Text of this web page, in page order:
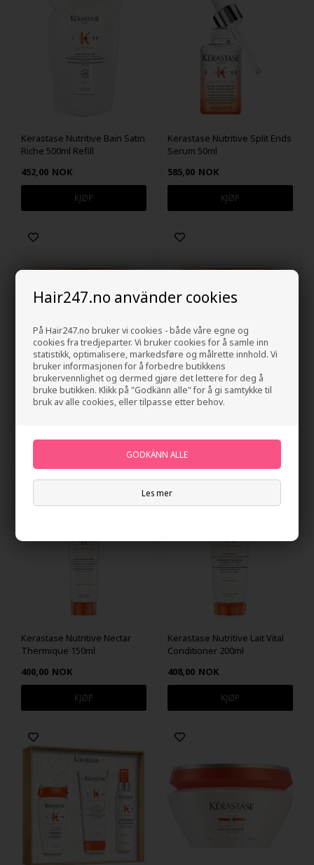
Hair247.no använder cookies
På Hair247.no bruker vi cookies - både våre egne og
cookies fra tredjeparter. Vi bruker cookies for å samle inn
statistikk, optimalisere, markedsføre og målrette innhold. Vi
bruker informasjonen for å forbedre butikkens
brukervennlighet og dermed gjøre det lettere for deg å
bruke butikken. Klikk på "Godkänn alle" for å gi samtykke til
bruk av alle cookies, eller tilpasse etter behov.
Les mer
Kerastase Nutritive Bain Satin
Riche 500ml Refill
452,00 NOK
Kerastase Nutritive Split Ends
Serum 50ml
585,00 NOK
Kerastase Nutritive
Masquintense 200ml
Kerastase Nutritive
Masquintense Riche 200ml
Kerastase Nutritive Nectar
Thermique 150ml
400,00 NOK
Kerastase Nutritive Lait Vital
Conditioner 200ml
408,00 NOK